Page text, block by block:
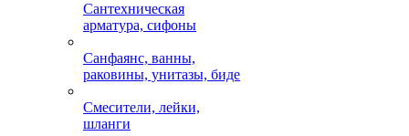
Сантехническая
арматура, сифоны
Санфаянс, ванны,
раковины, унитазы, биде
Смесители, лейки,
шланги